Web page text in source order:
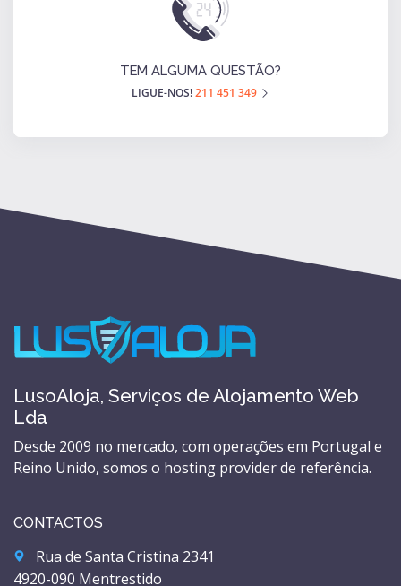
TEM ALGUMA QUESTÃO?
LIGUE-NOS!211 451 349
LusoAloja, Serviços de Alojamento Web
Lda
Desde 2009 no mercado, com operações em Portugal e
Reino Unido, somos o hosting provider de referência.
CONTACTOS
Rua de Santa Cristina 2341
4920-090 Mentrestido